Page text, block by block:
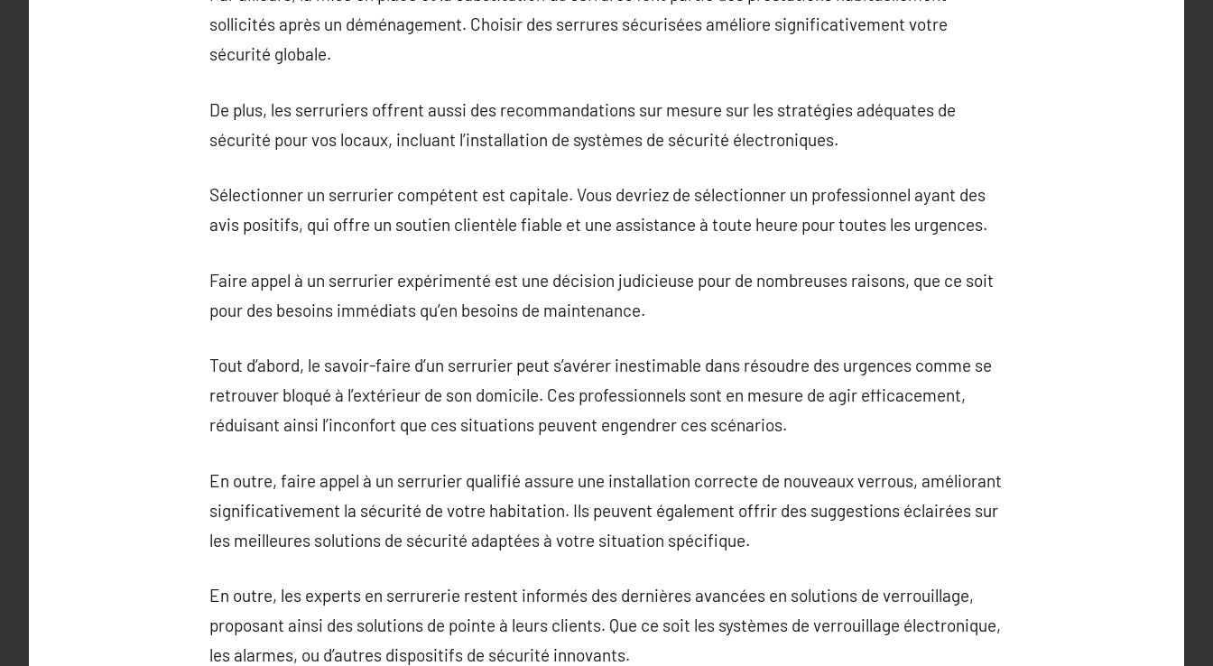
sollicités après un déménagement. Choisir des serrures sécurisées améliore significativement votre
sécurité globale.
De plus, les serruriers offrent aussi des recommandations sur mesure sur les stratégies adéquates de
sécurité pour vos locaux, incluant l’installation de systèmes de sécurité électroniques.
Sélectionner un serrurier compétent est capitale. Vous devriez de sélectionner un professionnel ayant des
avis positifs, qui offre un soutien clientèle fiable et une assistance à toute heure pour toutes les urgences.
Faire appel à un serrurier expérimenté est une décision judicieuse pour de nombreuses raisons, que ce soit
pour des besoins immédiats qu’en besoins de maintenance.
Tout d’abord, le savoir-faire d’un serrurier peut s’avérer inestimable dans résoudre des urgences comme se
retrouver bloqué à l’extérieur de son domicile. Ces professionnels sont en mesure de agir efficacement,
réduisant ainsi l’inconfort que ces situations peuvent engendrer ces scénarios.
En outre, faire appel à un serrurier qualifié assure une installation correcte de nouveaux verrous, améliorant
significativement la sécurité de votre habitation. Ils peuvent également offrir des suggestions éclairées sur
les meilleures solutions de sécurité adaptées à votre situation spécifique.
En outre, les experts en serrurerie restent informés des dernières avancées en solutions de verrouillage,
proposant ainsi des solutions de pointe à leurs clients. Que ce soit les systèmes de verrouillage électronique,
les alarmes, ou d’autres dispositifs de sécurité innovants.